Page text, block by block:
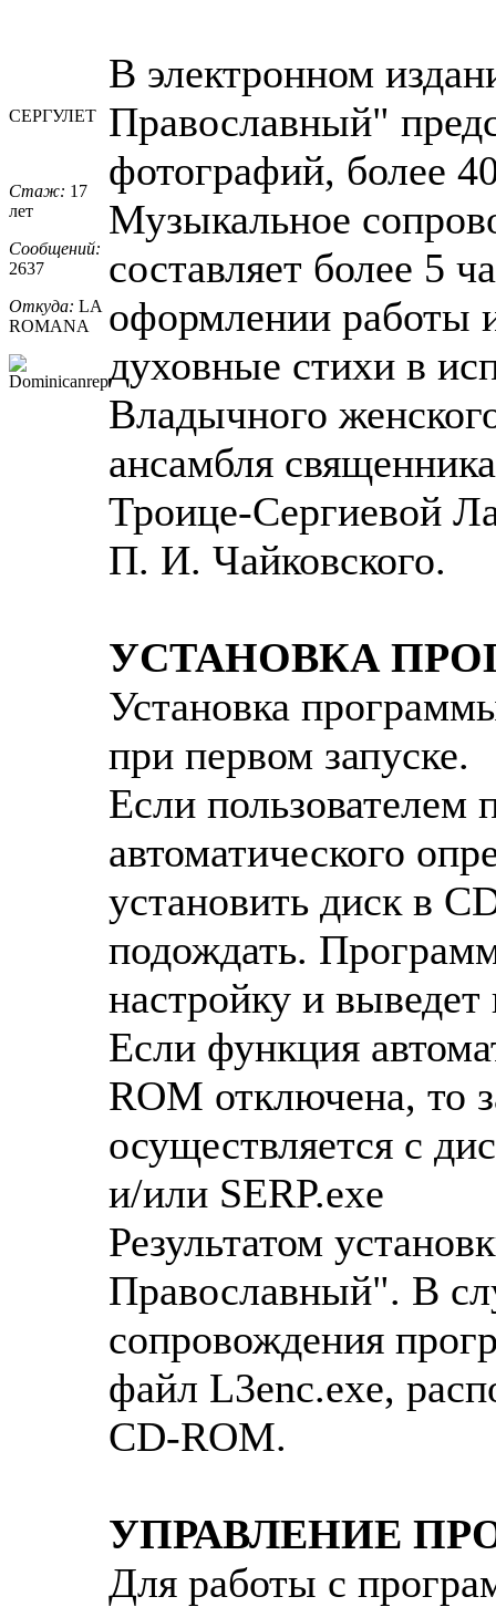
СЕРГУЛЕТ
Стаж: 17
лет
Сообщений:
2637
Откуда: LA
ROMANA
В электронном
Православный"
фотографий, более
Музыкальное
составляет более 5
оформлении работы
духовные стихи в
Владычного
ансамбля
Троице-Сергиевой
П. И. Чайковского.
УСТАНОВКА
Установка
при первом запуске.
Если пользователем
автоматического
установить диск в
подождать.
настройку и
Если функция
ROM отключена, то
осуществляется с
и/или SERP.exe
Результатом
Православный". В
сопровождения
файл L3enc.exe,
CD-ROM.
УПРАВЛЕНИЕ
Для работы с